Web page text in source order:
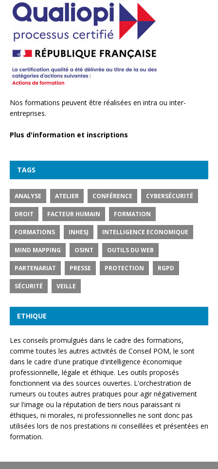
Nos formations peuvent être réalisées en intra ou inter-
entreprises.
Plus d'information et inscriptions
TAGS
ANALYSE ATELIER CONFÉRENCE CYBERSÉCURITÉ
DROIT FACTEUR HUMAIN FORMATION
FORMATIONS INHESJ INTELLIGENCE ECONOMIQUE
MIND MAPPING OSINT OUTILS DU WEB
PARTENARIAT PRESSE PROTECTION RGPD
SÉCURITÉ VEILLE
ETHIQUE
Les conseils promulgués dans le cadre des formations,
comme toutes les autres activités de Conseil POM, le sont
dans le cadre d'une pratique d'intelligence économique
professionnelle, légale et éthique. Les outils proposés
fonctionnent via des sources ouvertes. L'orchestration de
rumeurs ou toutes autres pratiques pour agir négativement
sur l'image ou la réputation de tiers nous paraissant ni
éthiques, ni morales, ni professionnelles ne sont donc pas
utilisées lors de nos prestations ni conseillées et présentées en
formation.